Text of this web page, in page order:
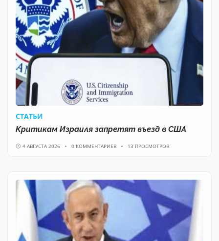
CТАТЬИ
Критикам Израиля запретят въезд в США
4 АВГУСТА 2026 0 КОММЕНТАРИЕВ 13 ПРОСМОТРОВ